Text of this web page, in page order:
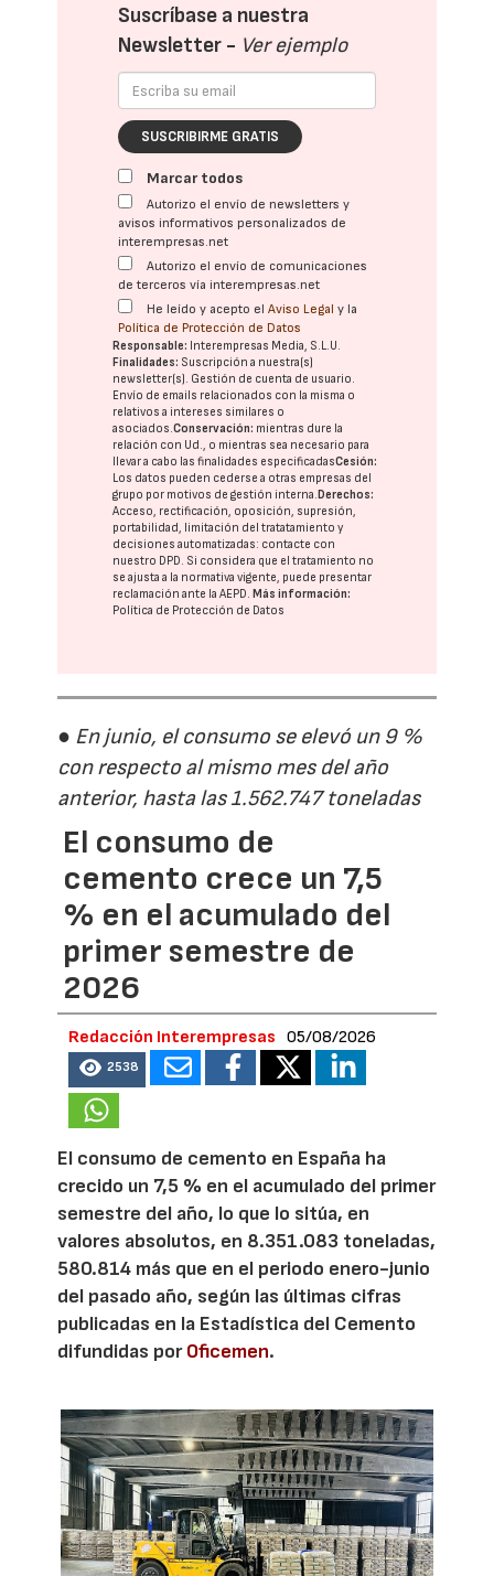
Suscríbase a nuestra
Newsletter - Ver ejemplo
SUSCRIBIRME GRATIS
Marcar todos
Autorizo el envío de newsletters y
avisos informativos personalizados de
interempresas.net
Autorizo el envío de comunicaciones
de terceros vía interempresas.net
He leído y acepto elAviso Legal y la
Política de Protección de Datos
Responsable: Interempresas Media, S.L.U.
Finalidades: Suscripción a nuestra(s)
newsletter(s). Gestión de cuenta de usuario.
Envío de emails relacionados con la misma o
relativos a intereses similares o
asociados.Conservación: mientras dure la
relación con Ud., o mientras sea necesario para
llevar a cabo las finalidades especificadasCesión:
Los datos pueden cederse a otras empresas del
grupo por motivos de gestión interna. Derechos:
Acceso, rectificación, oposición, supresión,
portabilidad, limitación del tratatamiento y
decisiones automatizadas: contacte con
nuestro DPD. Si considera que el tratamiento no
se ajusta a la normativa vigente, puede presentar
reclamación ante laAEPD. Más información:
Política de Protección de Datos
● En junio, el consumo se elevó un 9 %
con respecto al mismo mes del año
anterior, hasta las 1.562.747 toneladas
El consumo de
cemento crece un 7,5
% en el acumulado del
primer semestre de
2026
Redacción Interempresas 05/08/2026
2538
El consumo de cemento en España ha
crecido un 7,5 % en el acumulado del primer
semestre del año, lo que lo sitúa, en
valores absolutos, en 8.351.083 toneladas,
580.814 más que en el periodo enero-junio
del pasado año, según las últimas cifras
publicadas en la Estadística del Cemento
difundidas porOficemen.